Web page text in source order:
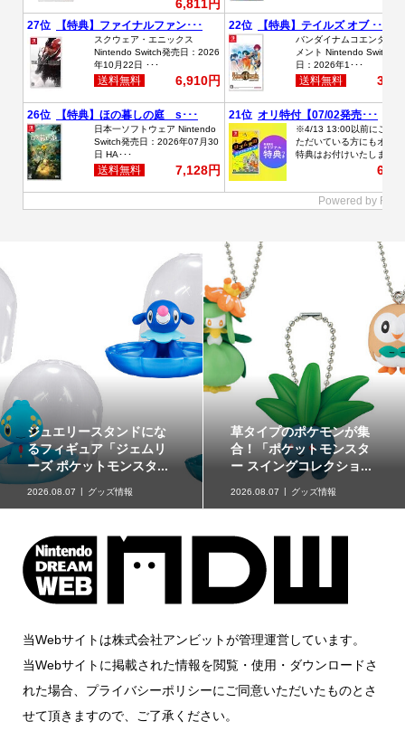
が集
スタ
ショ...
召喚イベント「憧れの温
泉旅行」2026年8月7日...
ゲームソフトニュー
ス
『ドンキーコン
ザ』のゲーム内
「あつめて 泳い
2026.08.06
当Webサイトは株式会社アンビットが管理運営しています。
当Webサイトに掲載された情報を閲覧・使用・ダウンロードさ
れた場合、プライバシーポリシーにご同意いただいたものとさ
せて頂きますので、ご了承ください。